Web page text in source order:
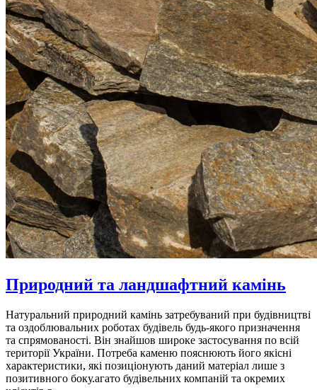
Природний та ландшафтний камінь
Натуральний природний камінь затребуваний при будівництві
та оздоблювальних роботах будівель будь-якого призначення
та спрямованості. Він знайшов широке застосування по всій
території України. Потреба каменю пояснюють його якісні
характеристики, які позиціонують даний матеріал лише з
позитивного боку.агато будівельних компаній та окремих